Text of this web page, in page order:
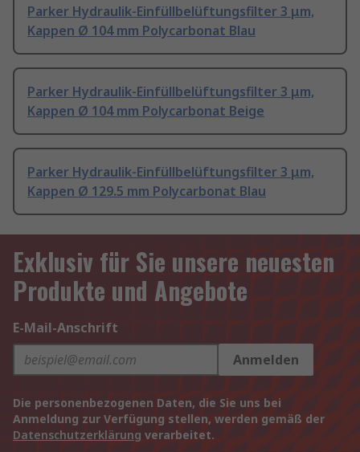
Parker Hydraulik-Einfüllbelüftungsfilter 3 μm,
Kappen Ø 104 mm Polycarbonat Blau
Parker Hydraulik-Einfüllbelüftungsfilter 3 μm,
Kappen Ø 104 mm Polycarbonat Beige
Parker Hydraulik-Einfüllbelüftungsfilter 3 μm,
Kappen Ø 129.5 mm Polycarbonat Blau
Exklusiv für Sie unsere neuesten
Produkte und Angebote
E-Mail-Anschrift
Anmelden
Die personenbezogenen Daten, die Sie uns bei
Anmeldung zur Verfügung stellen, werden gemäß der
Datenschutzerklärung verarbeitet.